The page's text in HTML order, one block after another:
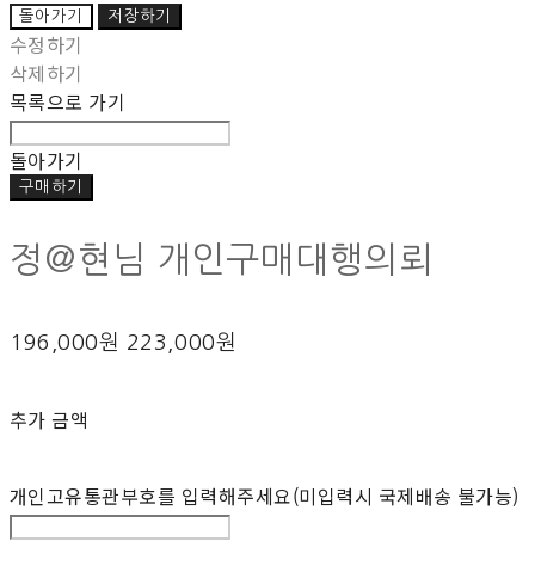
돌아가기 저장하기
수정하기
삭제하기
목록으로 가기
돌아가기
구매하기
정@현님 개인구매대행의뢰
196,000원 223,000원
추가 금액
개인고유통관부호를 입력해주세요(미입력시 국제배송 불가능)